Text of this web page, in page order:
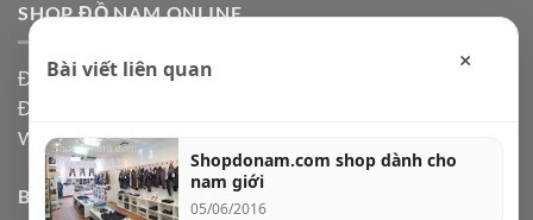
SHOP ĐỒ NAM ONLINE
Địa chỉ: Hà Nội, Ship code toàn quốc
Điện thoại:
Website: Shopdonam.com
BÀI VIẾT MỚI
Bài viết liên quan ×
Shopdonam.com shop dành cho
nam giới
05/06/2016